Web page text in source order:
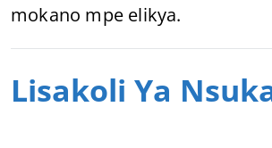
mokano mpe elikya.
Lisakoli Ya